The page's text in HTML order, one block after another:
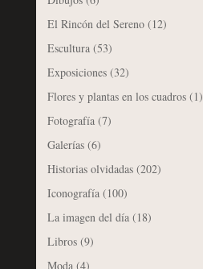
El Rincón del Sereno(12)
Escultura(53)
Exposiciones(32)
Flores y plantas en los cuadros(1)
Fotografía(7)
Galerías(6)
Historias olvidadas(202)
Iconografía(100)
La imagen del día(18)
Libros(9)
Moda(4)